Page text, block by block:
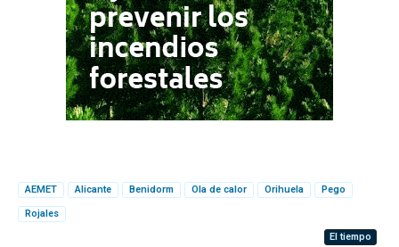
AEMET Alicante Benidorm Ola de calor Orihuela Pego
Rojales
El tiempo